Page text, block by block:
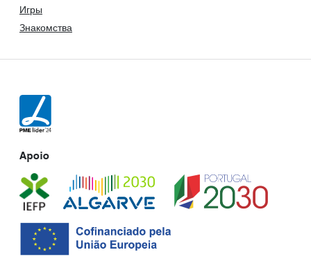
Игры
Знакомства
Apoio